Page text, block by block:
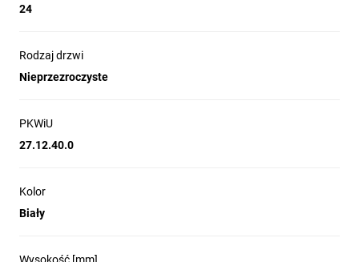
wytrzymałości mechanicznej
24
Rodzaj drzwi
Nieprzezroczyste
PKWiU
27.12.40.0
Kolor
Biały